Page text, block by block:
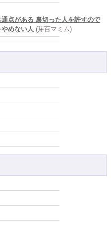
点がある 裏切った人を許すので
めない人 (芽百マミム)
なたへ (紅月Luru)
、"積み重ねた先にある豊か
た。届いた 一通のメッセー
ながら、世界と対話する日
路がひらく｜好奇心を持ち続け
調和を育てる日